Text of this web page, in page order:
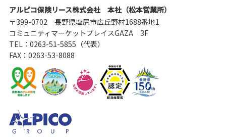
アルピコ保険リース株式会社 本社（松本営業所）
〒399-0702 長野県塩尻市広丘野村1688番地1
コミュニティマーケットプレイスGAZA 3F
TEL： 0263-51-5855 （代表）
FAX：0263-53-8088